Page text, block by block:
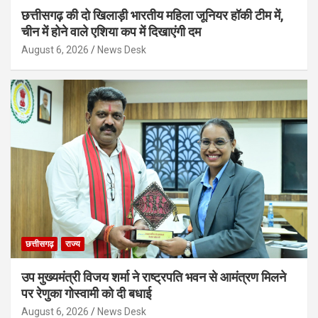
छत्तीसगढ़ की दो खिलाड़ी भारतीय महिला जूनियर हॉकी टीम में,
चीन में होने वाले एशिया कप में दिखाएंगी दम
August 6, 2026 News Desk
छत्तीसगढ़ राज्य
उप मुख्यमंत्री विजय शर्मा ने राष्ट्रपति भवन से आमंत्रण मिलने
पर रेणुका गोस्वामी को दी बधाई
August 6, 2026 News Desk